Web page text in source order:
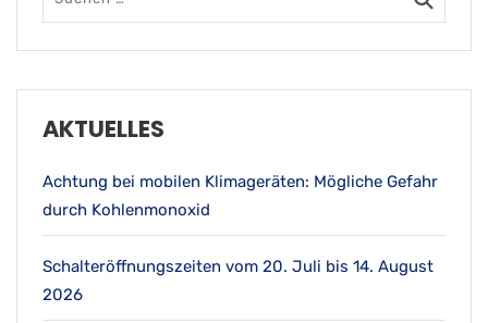
AKTUELLES
Achtung bei mobilen Klimageräten: Mögliche Gefahr
durch Kohlenmonoxid
Schalteröffnungszeiten vom 20. Juli bis 14. August
2026